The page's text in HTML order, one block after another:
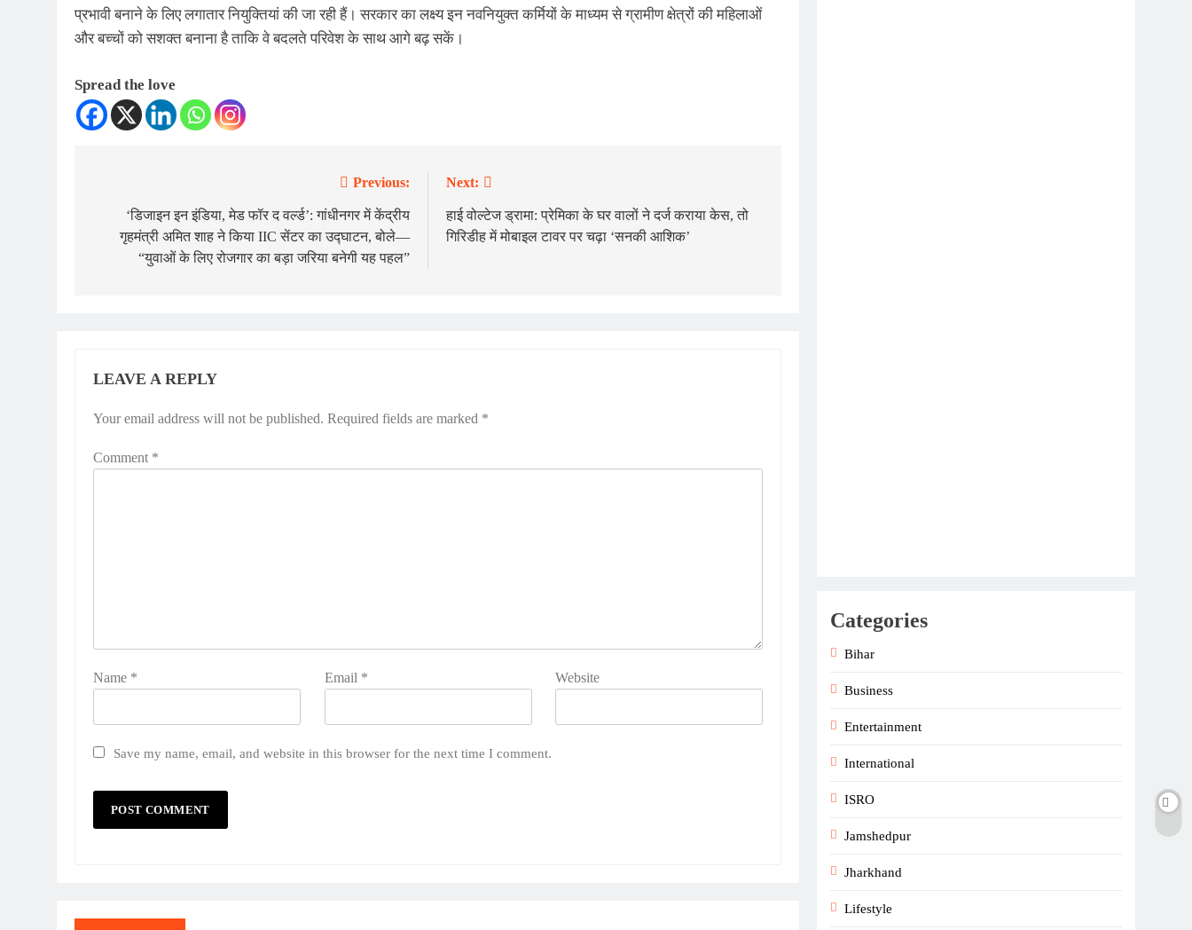
प्रभावी बनाने के लिए लगातार नियुक्तियां की जा रही हैं। सरकार का लक्ष्य इन नवनियुक्त कर्मियों के माध्यम से ग्रामीण क्षेत्रों की महिलाओं
और बच्चों को सशक्त बनाना है ताकि वे बदलते परिवेश के साथ आगे बढ़ सकें।
Spread the love
navigation
Previous:
‘डिजाइन इन इंडिया, मेड फॉर द वर्ल्ड’: गांधीनगर में केंद्रीय
गृहमंत्री अमित शाह ने किया IIC सेंटर का उद्घाटन, बोले—
“युवाओं के लिए रोजगार का बड़ा जरिया बनेगी यह पहल”
Next:
हाई वोल्टेज ड्रामा: प्रेमिका के घर वालों ने दर्ज कराया केस, तो
गिरिडीह में मोबाइल टावर पर चढ़ा ‘सनकी आशिक’
LEAVE A REPLY
Your email address will not be published. Required fields are marked *
Comment *
Name * Email * Website
Save my name, email, and website in this browser for the next time I comment.
Categories
Bihar
Business
Entertainment
International
ISRO
Jamshedpur
Jharkhand
Lifestyle